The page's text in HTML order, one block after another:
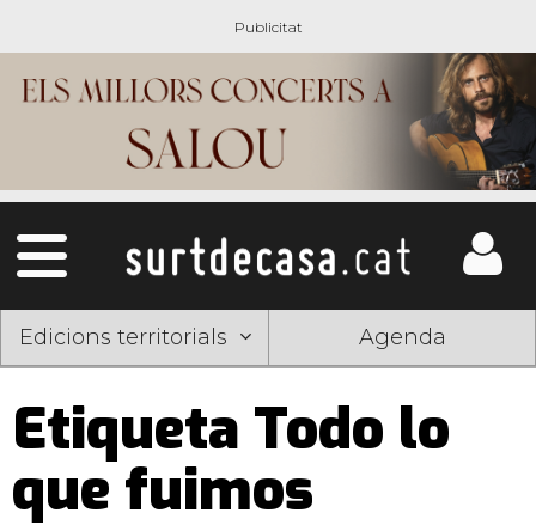
Edicions territorials Agenda
Etiqueta Todo lo
que fuimos